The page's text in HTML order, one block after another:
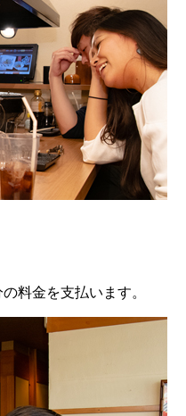
料金を支払います。